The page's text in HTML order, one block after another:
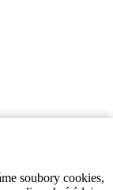
soubory cookies,